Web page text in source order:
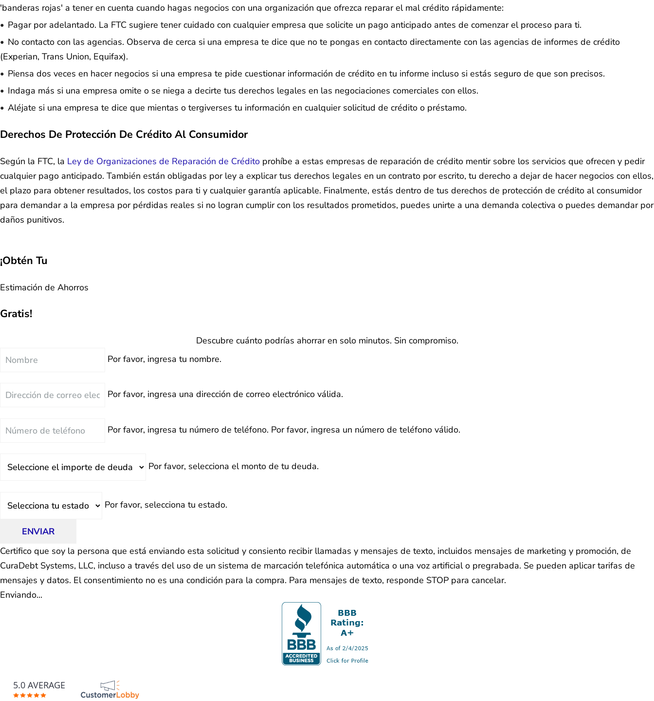
'banderas rojas' a tener en cuenta cuando hagas negocios con una organización que ofrezca reparar el mal crédito rápidamente:
Pagar por adelantado. La FTC sugiere tener cuidado con cualquier empresa que solicite un pago anticipado antes de comenzar el proceso para ti.
No contacto con las agencias. Observa de cerca si una empresa te dice que no te pongas en contacto directamente con las agencias de informes de crédito
(Experian, Trans Union, Equifax).
Piensa dos veces en hacer negocios si una empresa te pide cuestionar información de crédito en tu informe incluso si estás seguro de que son precisos.
Indaga más si una empresa omite o se niega a decirte tus derechos legales en las negociaciones comerciales con ellos.
Aléjate si una empresa te dice que mientas o tergiverses tu información en cualquier solicitud de crédito o préstamo.
Derechos De Protección De Crédito Al Consumidor
Según la FTC, la Ley de Organizaciones de Reparación de Crédito prohíbe a estas empresas de reparación de crédito mentir sobre los servicios que ofrecen y pedir
cualquier pago anticipado. También están obligadas por ley a explicar tus derechos legales en un contrato por escrito, tu derecho a dejar de hacer negocios con ellos,
el plazo para obtener resultados, los costos para ti y cualquier garantía aplicable. Finalmente, estás dentro de tus derechos de protección de crédito al consumidor
para demandar a la empresa por pérdidas reales si no logran cumplir con los resultados prometidos, puedes unirte a una demanda colectiva o puedes demandar por
daños punitivos.
¡Obtén Tu
Estimación de Ahorros
Gratis!
Descubre cuánto podrías ahorrar en solo minutos. Sin compromiso.
Nombre
Por favor, ingresa tu nombre.
Correo
Por favor, ingresa una dirección de correo electrónico válida.
Teléfono Por favor, ingresa tu número de teléfono. Por favor, ingresa un número de teléfono válido.
Por favor, selecciona el monto de tu deuda.
Por favor, selecciona tu estado.
ENVIAR
Certifico que soy la persona que está enviando esta solicitud y consiento recibir llamadas y mensajes de texto, incluidos mensajes de marketing y promoción, de
CuraDebt Systems, LLC, incluso a través del uso de un sistema de marcación telefónica automática o una voz artificial o pregrabada. Se pueden aplicar tarifas de
mensajes y datos. El consentimiento no es una condición para la compra. Para mensajes de texto, responde STOP para cancelar.
Enviando...
5.0 AVERAGE